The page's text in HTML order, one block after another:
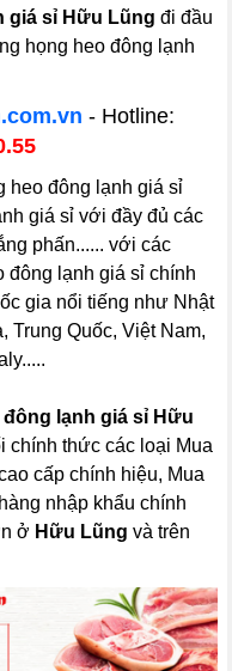
giá sỉ Hữu Lũng đi đầu
họng heo đông lạnh
- Hotline:
heo đông lạnh giá sỉ
giá sỉ với đầy đủ các
phấn...... với các
đông lạnh giá sỉ chính
gia nổi tiếng như Nhật
Trung Quốc, Việt Nam,
lạnh giá sỉ Hữu
chính thức các loại Mua
cấp chính hiệu, Mua
nhập khẩu chính
ở Hữu Lũng và trên